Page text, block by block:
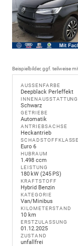
Beispielbilder, ggf. teilweise
AUSSENFARBE
Deepblack Perleffekt
INNENAUSSTATTUNG
Schwarz
GETRIEBE
Automatik
ANTRIEBSACHSE
Heckantrieb
SCHADSTOFFKLASSE
Euro 6
HUBRAUM
1.498 ccm
LEISTUNG
180 kW (245 PS)
KRAFTSTOFF
Hybrid Benzin
KATEGORIE
Van/Minibus
KILOMETERSTAND
10 km
ERSTZULASSUNG
01.12.2025
ZUSTAND
unfallfrei